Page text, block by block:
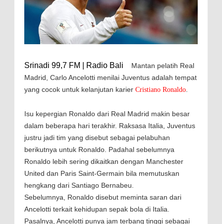
Srinadi 99,7 FM | Radio Bali Mantan pelatih Real
Madrid, Carlo Ancelotti menilai Juventus adalah tempat
yang cocok untuk kelanjutan karier Cristiano Ronaldo
Isu kepergian Ronaldo dari Real Madrid makin besar
dalam beberapa hari terakhir. Raksasa Italia, Juventus
justru jadi tim yang disebut sebagai pelabuhan
berikutnya untuk Ronaldo. Padahal sebelumnya
Ronaldo lebih sering dikaitkan dengan Manchester
United dan Paris Saint-Germain bila memutuskan
hengkang dari Santiago Bernabeu.
Sebelumnya, Ronaldo disebut meminta saran dari
Ancelotti terkait kehidupan sepak bola di Italia.
Pasalnya, Ancelotti punya jam terbang tinggi sebagai